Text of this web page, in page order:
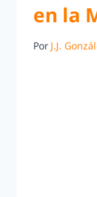
en la
Por J.J.